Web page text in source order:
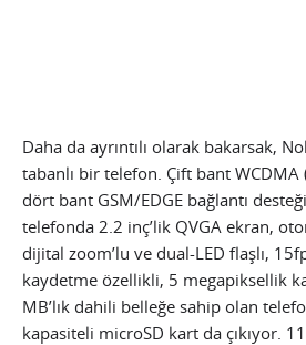
Daha da ayrıntılı olarak bakarsak,
tabanlı bir telefon. Çift bant
dört bant GSM/EDGE bağlantı
telefonda 2.2 inç’lik QVGA ekran,
dijital zoom’lu ve dual-LED flaşlı,
kaydetme özellikli, 5 megapiksellik
MB’lık dahili belleğe sahip olan
kapasiteli microSD kart da çıkıyor.